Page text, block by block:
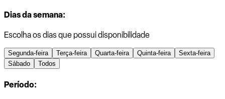
Dias da semana:
Escolha os dias que possui disponibilidade
Segunda-feira Terça-feira Quarta-feira Quinta-feira
Sexta-feira
Sábado
Todos
Período: